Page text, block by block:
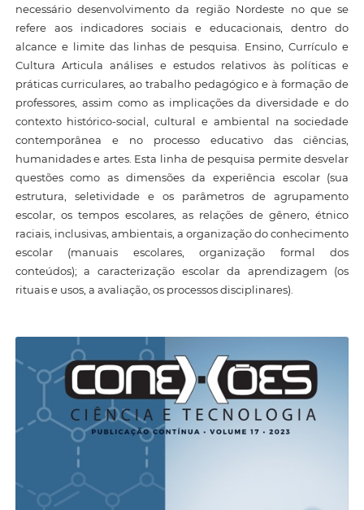
necessário desenvolvimento da região Nordeste no que se
refere aos indicadores sociais e educacionais, dentro do
alcance e limite das linhas de pesquisa. Ensino, Currículo e
Cultura Articula análises e estudos relativos às políticas e
práticas curriculares, ao trabalho pedagógico e à formação de
professores, assim como as implicações da diversidade e do
contexto histórico-social, cultural e ambiental na sociedade
contemporânea e no processo educativo das ciências,
humanidades e artes. Esta linha de pesquisa permite desvelar
questões como as dimensões da experiência escolar (sua
estrutura, seletividade e os parâmetros de agrupamento
escolar, os tempos escolares, as relações de gênero, étnico
raciais, inclusivas, ambientais, a organização do conhecimento
escolar (manuais escolares, organização formal dos
conteúdos); a caracterização escolar da aprendizagem (os
rituais e usos, a avaliação, os processos disciplinares).